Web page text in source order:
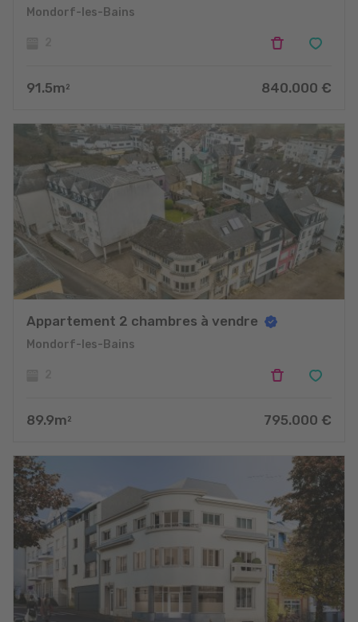
Mondorf-les-Bains
91.5m 2 840.000 €
Appartement 2 chambres à vendre
Mondorf-les-Bains
89.9m 2 795.000 €